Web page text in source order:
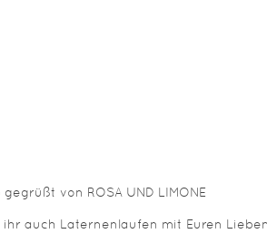
von ROSA UND LIMONE
ihr auch Laternenlaufen mit Euren